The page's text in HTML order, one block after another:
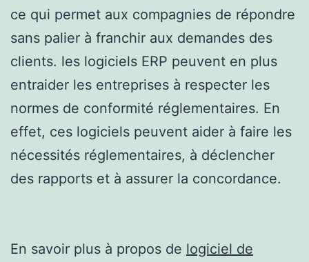
ce qui permet aux compagnies de répondre
sans palier à franchir aux demandes des
clients. les logiciels ERP peuvent en plus
entraider les entreprises à respecter les
normes de conformité réglementaires. En
effet, ces logiciels peuvent aider à faire les
nécessités réglementaires, à déclencher
des rapports et à assurer la concordance.
En savoir plus à propos de logiciel de